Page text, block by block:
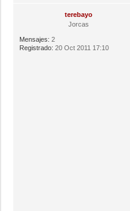
terebayo
Jorcas
Mensajes: 2
Registrado: 20 Oct 2011 17:10